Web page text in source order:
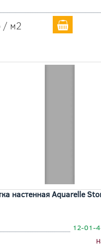
/ м2
настенная Aquarelle
12-01-